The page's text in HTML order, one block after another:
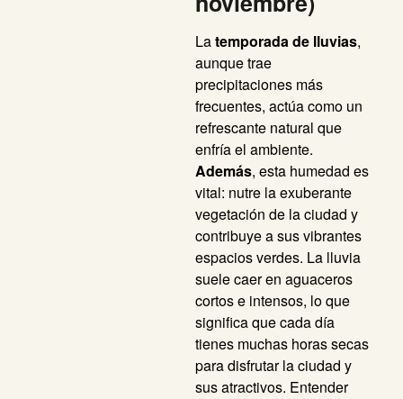
Latemporada de lluvias,
aunque trae
precipitaciones más
frecuentes, actúa como un
refrescante natural que
enfría el ambiente.
Además, esta humedad es
vital: nutre la exuberante
vegetación de la ciudad y
contribuye a sus vibrantes
espacios verdes. La lluvia
suele caer en aguaceros
cortos e intensos, lo que
significa que cada día
tienes muchas horas secas
para disfrutar la ciudad y
sus atractivos. Entender